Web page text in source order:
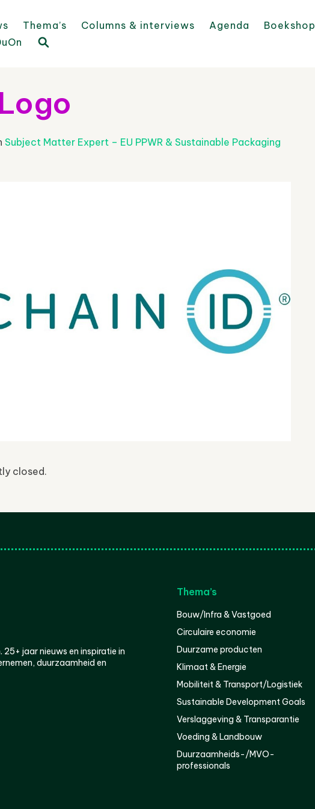
Thema’s Columns & interviews Agenda Boekshop
Subject Matter Expert – EU PPWR & Sustainable Packaging
closed.
jaar nieuws en inspiratie in
duurzaamheid en
Thema’s
Bouw/Infra & Vastgoed
Circulaire economie
Duurzame producten
Klimaat & Energie
Mobiliteit & Transport/Logistiek
Sustainable Development Goals
Verslaggeving & Transparantie
Voeding & Landbouw
Duurzaamheids-/MVO-
professionals